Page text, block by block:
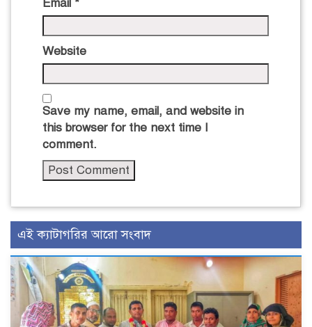
Website
Save my name, email, and website in
this browser for the next time I
comment.
এই ক্যাটাগরির আরো সংবাদ